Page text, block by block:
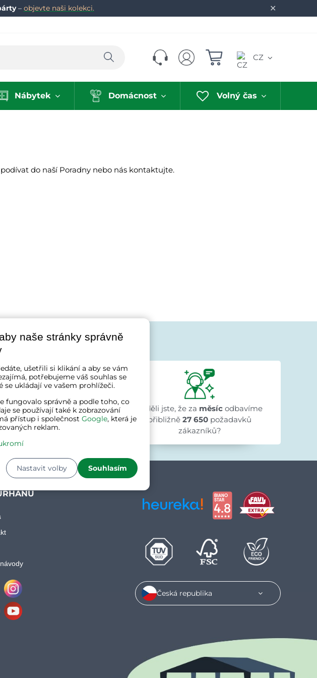
✕
– objevte naši kolekci.
Hledat CZ
Nábytek Domácnost Volný čas
do naší Poradny nebo nás kontaktujte.
o nás říkají
Evka Hýlová
před 15 hodinami
★★★★★
★★★★★
★★★★★
"Rychlé,v pořádku."
Ivana Ježková
před 1 dnem
★★★★★
★★★★★
★★★★★
"Přehlednost stránek a rychlé dodání."
našich skladů odcházídenně
560objednávek?
Věděli jste, že za měsíc odbavíme
přibližně27 650 požadavků
zákazníků?
Instagram
Česká republika
naše stránky správně
ušetřili si klikání a aby se vám
potřebujeme váš souhlas se
ukládají ve vašem prohlížeči.
fungovalo správně a podle toho, co
se používají také k zobrazování
přístup i společnost Google, která je
reklam.
Nastavit volby Souhlasím